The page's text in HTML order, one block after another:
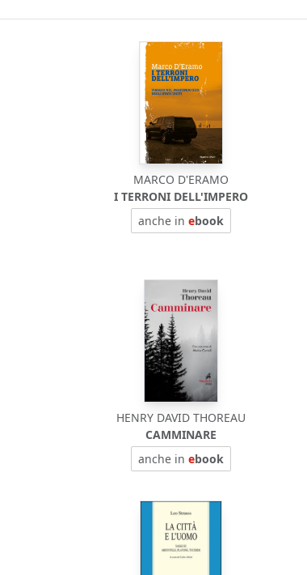
MARCO D'ERAMO
I TERRONI DELL'IMPERO
anche in ebook
HENRY DAVID THOREAU
CAMMINARE
anche in ebook